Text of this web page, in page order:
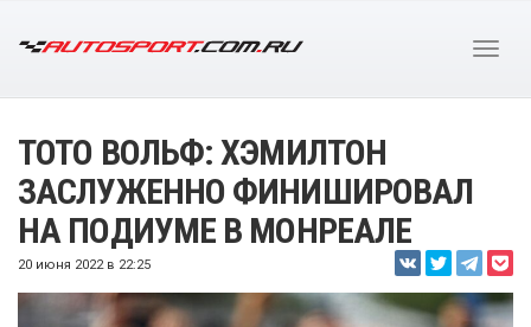
ТОТО ВОЛЬФ: ХЭМИЛТОН
ЗАСЛУЖЕННО ФИНИШИРОВАЛ
НА ПОДИУМЕ В МОНРЕАЛЕ
20 июня 2022 в 22:25